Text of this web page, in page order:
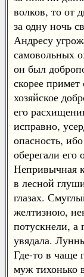
волков, то от
за одну ночь
Андресу
самовольных
он был
скорее
хозяйское
его
исправно,
опасность,
оберегали
Непривычная
в лесной
глазах.
желтизною,
потускнели,
увядала.
Где-то в чаще
муж тихонько